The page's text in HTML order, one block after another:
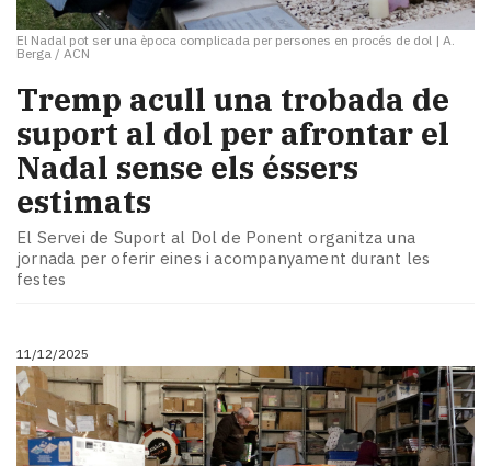
El Nadal pot ser una època complicada per persones en procés de dol | A.
Berga / ACN
Tremp acull una trobada de
suport al dol per afrontar el
Nadal sense els éssers
estimats
El Servei de Suport al Dol de Ponent organitza una
jornada per oferir eines i acompanyament durant les
festes
11/12/2025